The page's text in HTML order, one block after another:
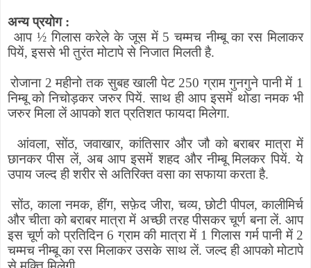
अन्य प्रयोग :
आप½गिलास करेले के जूस में 5 चम्मच नीम्बू का रस मिलाकर
पियें,इससे भी तुरंत मोटापे से निजात मिलती है.
रोजाना 2 महीनो तक सुबह खाली पेट 250 ग्राम गुनगुने पानी में 1
निम्बू को निचोड़कर जरुर पियें. साथ ही आप इसमें थोडा नमक भी
जरुर मिला लें आपको शत प्रतिशत फायदा मिलेगा.
आंवला,सोंठ,जवाखार,कांतिसार और जौ को बराबर मात्रा में
छानकर पीस लें, अब आप इसमें शहद और नीम्बू मिलकर पियें. ये
उपाय जल्द ही शरीर से अतिरिक्त वसा का सफाया करता है.
सोंठ,काला नमक,हींग,सफ़ेद जीरा,चव्य,छोटी पीपल,कालीमिर्च
और चीता को बराबर मात्रा में अच्छी तरह पीसकर चूर्ण बना लें. आप
इस चूर्ण को प्रतिदिन 6 ग्राम की मात्रा में 1 गिलास गर्म पानी में 2
चम्मच नीम्बू का रस मिलाकर उसके साथ लें. जल्द ही आपको मोटापे